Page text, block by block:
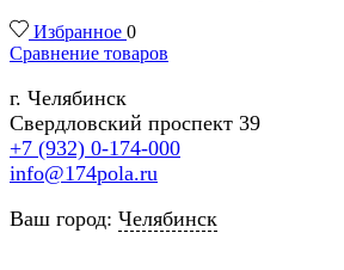
Избранное 0
Сравнение товаров
г. Челябинск
Свердловский проспект 39
+7 (932) 0-174-000
info@174pola.ru
Ваш город: Челябинск